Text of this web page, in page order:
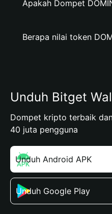
Apakah Dompet
Berapa nilai token
Unduh Bitget
Dompet kripto terbaik
40 juta pengguna
Unduh Android APK
Unduh Google Play